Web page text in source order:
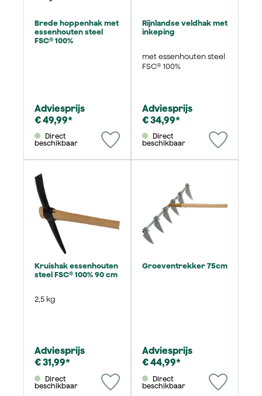
Brede hoppenhak met
essenhouten steel
FSC® 100%
Adviesprijs
€ 49,99*
beschikbaar
Rijnlandse veldhak met
inkeping
met essenhouten steel
FSC® 100%
Adviesprijs
€ 34,99*
beschikbaar
Kruishak essenhouten
steel FSC® 100% 90 cm
2,5 kg
Adviesprijs
€ 31,99*
beschikbaar
Groeventrekker 75cm
Adviesprijs
€ 44,99*
beschikbaar